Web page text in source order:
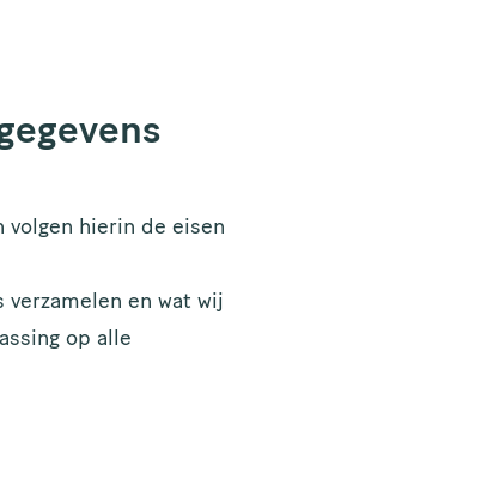
volgen hierin de eisen
en wat wij
op alle